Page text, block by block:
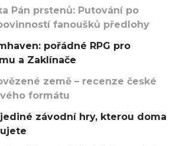
Pán prstenů: Putování po
fanoušků předlohy
pořádné RPG pro
a Zaklínače
země – recenze české
formátu
závodní hry, kterou doma